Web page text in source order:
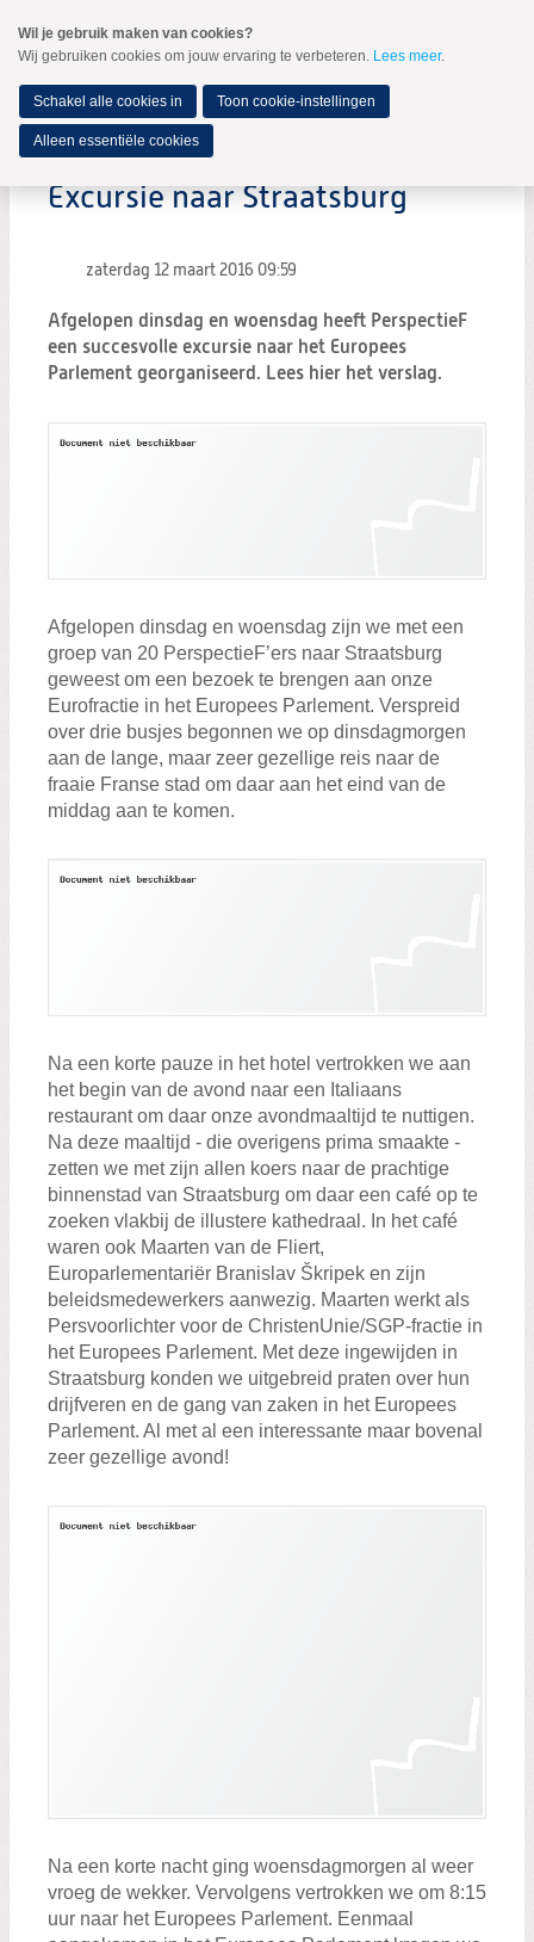
naar
Spring
de
inhoud
Spring
naar
hoofdmenu
MENU
Excursie naar Straatsburg
zaterdag 12 maart 2016 09:59
Afgelopen dinsdag en woensdag heeft PerspectieF
een succesvolle excursie naar het Europees
Parlement georganiseerd. Lees hier het verslag.
Afgelopen dinsdag en woensdag zijn we met een
groep van 20 PerspectieF’ers naar Straatsburg
geweest om een bezoek te brengen aan onze
Eurofractie in het Europees Parlement. Verspreid
over drie busjes begonnen we op dinsdagmorgen
aan de lange, maar zeer gezellige reis naar de
fraaie Franse stad om daar aan het eind van de
middag aan te komen.
Na een korte pauze in het hotel vertrokken we aan
het begin van de avond naar een Italiaans
restaurant om daar onze avondmaaltijd te nuttigen.
Na deze maaltijd - die overigens prima smaakte -
zetten we met zijn allen koers naar de prachtige
binnenstad van Straatsburg om daar een café op te
zoeken vlakbij de illustere kathedraal. In het café
waren ook Maarten van de Fliert,
Europarlementariër Branislav Škripek en zijn
beleidsmedewerkers aanwezig. Maarten werkt als
Persvoorlichter voor de ChristenUnie/SGP-fractie in
het Europees Parlement. Met deze ingewijden in
Straatsburg konden we uitgebreid praten over hun
drijfveren en de gang van zaken in het Europees
Parlement. Al met al een interessante maar bovenal
zeer gezellige avond!
Na een korte nacht ging woensdagmorgen al weer
vroeg de wekker. Vervolgens vertrokken we om 8:15
uur naar het Europees Parlement. Eenmaal
Wil je gebruik maken van cookies?
Wij gebruiken cookies om jouw ervaring te verbeteren. Lees meer.
Schakel alle cookies in Toon cookie-instellingen
Alleen essentiële cookies